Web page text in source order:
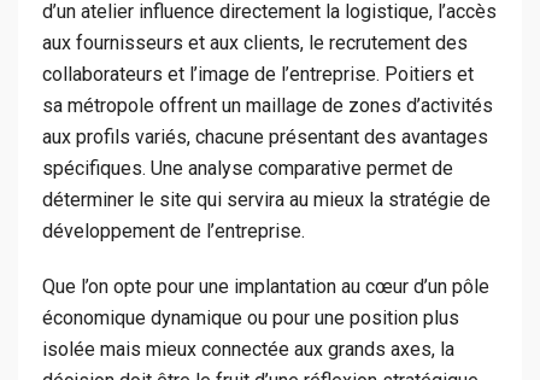
d’un atelier influence directement la logistique, l’accès
aux fournisseurs et aux clients, le recrutement des
collaborateurs et l’image de l’entreprise. Poitiers et
sa métropole offrent un maillage de zones d’activités
aux profils variés, chacune présentant des avantages
spécifiques. Une analyse comparative permet de
déterminer le site qui servira au mieux la stratégie de
développement de l’entreprise.
Que l’on opte pour une implantation au cœur d’un pôle
économique dynamique ou pour une position plus
isolée mais mieux connectée aux grands axes, la